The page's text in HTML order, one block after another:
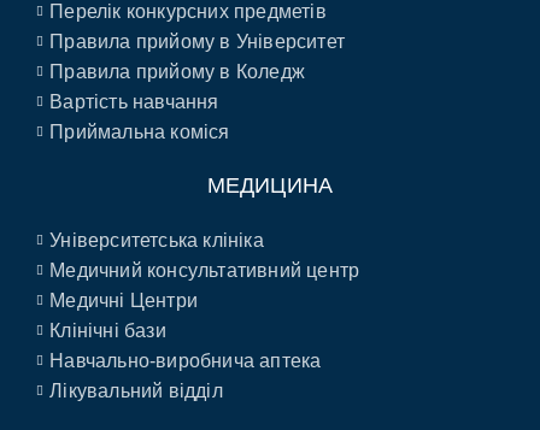
Перелік конкурсних предметів
Правила прийому в Університет
Правила прийому в Коледж
Вартість навчання
Приймальна коміся
МЕДИЦИНА
Університетська клініка
Медичний консультативний центр
Медичні Центри
Клінічні бази
Навчально-виробнича аптека
Лікувальний відділ